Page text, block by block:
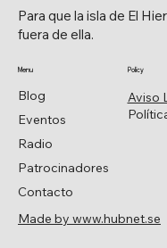
Aviso
Policy
Blog
Eventos
Radio
Patrocinadores
Contacto
Menu
Para que la isla de El
fuera de ella.
Made by www.hubnet.se